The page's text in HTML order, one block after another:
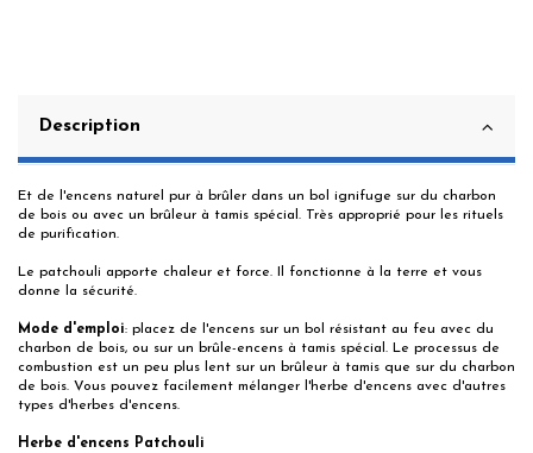
Description
Et de l'encens naturel pur à brûler dans un bol ignifuge sur du charbon
de bois ou avec un brûleur à tamis spécial. Très approprié pour les rituels
de purification.
Le patchouli apporte chaleur et force. Il fonctionne à la terre et vous
donne la sécurité.
Mode d'emploi: placez de l'encens sur un bol résistant au feu avec du
charbon de bois, ou sur un brûle-encens à tamis spécial. Le processus de
combustion est un peu plus lent sur un brûleur à tamis que sur du charbon
de bois. Vous pouvez facilement mélanger l'herbe d'encens avec d'autres
types d'herbes d'encens.
Herbe d'encens Patchouli